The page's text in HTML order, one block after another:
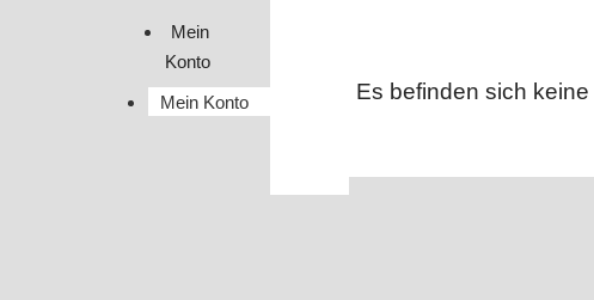
Mein
Konto
Mein Konto
Es befinden sich